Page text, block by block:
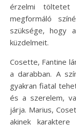
érzelmi
megformáló
szüksége, hogy
küzdelmeit.
Cosette, Fantine
a darabban. A
gyakran fiatal
és a szerelem,
járja. Marius,
akinek